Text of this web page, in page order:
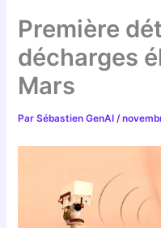
Première
décharges
Mars
ParSébastien GenAI/